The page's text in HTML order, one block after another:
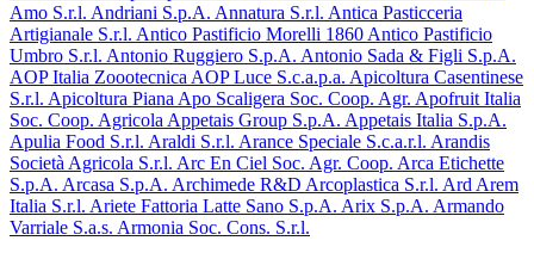
Amo S.r.l. Andriani S.p.A. Annatura S.r.l. Antica Pasticceria
Artigianale S.r.l. Antico Pastificio Morelli 1860Antico Pastificio
Umbro S.r.l. Antonio Ruggiero S.p.A. Antonio Sada & Figli S.p.A.
AOP Italia ZoootecnicaAOP Luce S.c.a.p.a. Apicoltura Casentinese
S.r.l. Apicoltura PianaApo Scaligera Soc. Coop. Agr. Apofruit Italia
Soc. Coop. AgricolaAppetais Group S.p.A. Appetais Italia S.p.A.
Apulia Food S.r.l. Araldi S.r.l. Arance Speciale S.c.a.r.l. Arandis
Società Agricola S.r.l. Arc En Ciel Soc. Agr. Coop. Arca Etichette
S.p.A. Arcasa S.p.A. Archimede R&D Arcoplastica S.r.l. ArdArem
Italia S.r.l. Ariete Fattoria Latte Sano S.p.A. Arix S.p.A. Armando
Varriale S.a.s. Armonia Soc. Cons. S.r.l.